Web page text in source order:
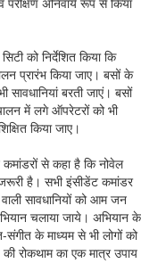
को निर्देशित किया कि
प्रारंभ किया जाए। बसों के
बरती जाएं। बसों
में लगे ऑपरेटरों को भी
किया जाए।
से कहा है कि नोवेल
है। सभी इंसीडेंट कमांडर
सावधानियों को आम जन
चलाया जाये। अभियान के
संगीत के माध्यम से भी लोगों को
रोकथाम का एक मात्र उपाय